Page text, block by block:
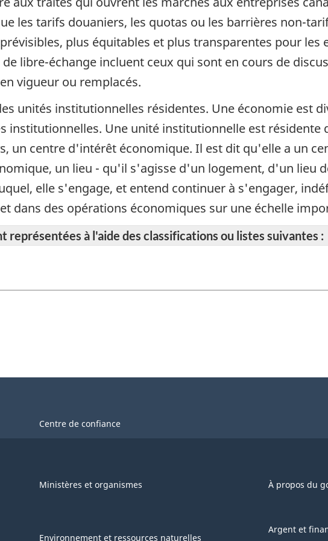
les tarifs douaniers, les quotas ou les barrières non-
plus équitables et plus transparentes pour les
libre-échange incluent ceux qui sont en cours de
vigueur ou remplacés.
unités institutionnelles résidentes. Une économie est
institutionnelles. Une unité institutionnelle est résidente
un centre d'intérêt économique. Il est dit qu'elle a un
un lieu - qu'il s'agisse d'un logement, d'un lieu
elle s'engage, et entend continuer à s'engager,
dans des opérations économiques sur une échelle
représentées à l'aide des classifications ou listes suivantes :
Centre de confiance
Ministères et organismes À propos du
Environnement et ressources naturelles
Argent et